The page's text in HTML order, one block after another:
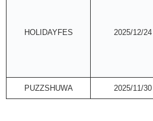
HOLIDAYFES 2025/12/24
PUZZSHUWA 2025/11/30